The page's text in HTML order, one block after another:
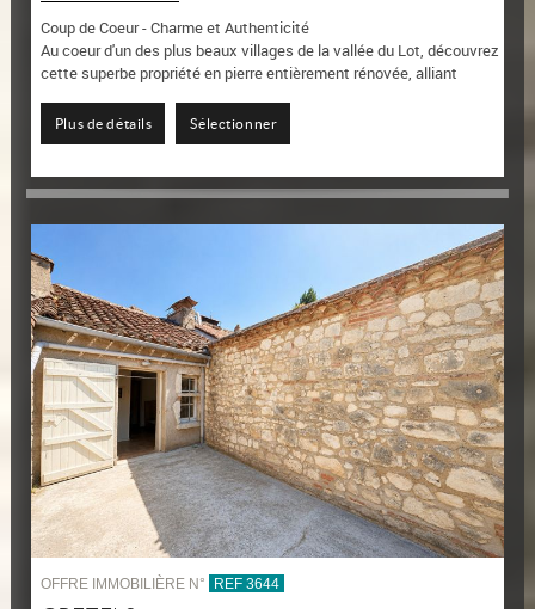
Coup de Coeur - Charme et Authenticité
Au coeur d'un des plus beaux villages de la vallée du Lot, découvrez
cette superbe propriété en pierre entièrement rénovée, alliant
Plus de détails Sélectionner
OFFRE IMMOBILIÈRE N° REF 3644